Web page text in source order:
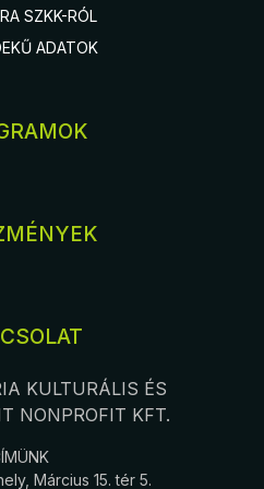
SZKK-RÓL
ADATOK
KULTURÁLIS ÉS
NONPROFIT KFT.
Március 15. tér 5.